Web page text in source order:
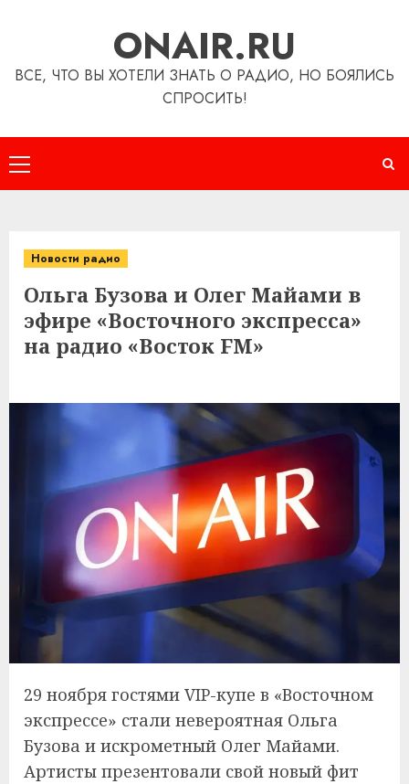
ONAIR.RU
ВСЕ, ЧТО ВЫ ХОТЕЛИ ЗНАТЬ О РАДИО, НО БОЯЛИСЬ
СПРОСИТЬ!
Основное
меню
Новости радио
Ольга Бузова и Олег Майами в
эфире «Восточного экспресса»
на радио «Восток FM»
29 ноября гостями VIP-купе в «Восточном
экспрессе» стали невероятная Ольга
Бузова и искрометный Олег Майами.
Артисты презентовали свой новый фит